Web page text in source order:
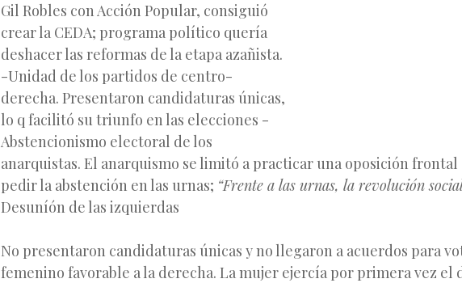
Gil Robles con Acción Popular, consiguió
crear la CEDA; programa político quería
deshacer las reformas de la etapa azañista.
-Unidad de los partidos de centro-
derecha. Presentaron candidaturas únicas,
lo q facilitó su triunfo en las elecciones -
Abstencionismo electoral de los
anarquistas. El anarquismo se limitó a practicar una oposición frontal
pedir la abstención en las urnas; “Frente a las urnas, la revolución
Desuníón de las izquierdas
No presentaron candidaturas únicas y no llegaron a acuerdos para
femenino favorable a la derecha. La mujer ejercía por primera vez el